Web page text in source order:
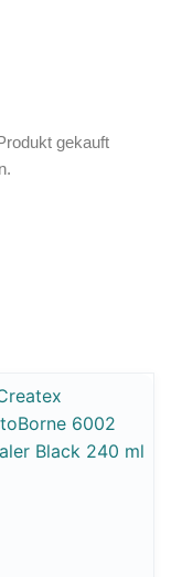
gekauft